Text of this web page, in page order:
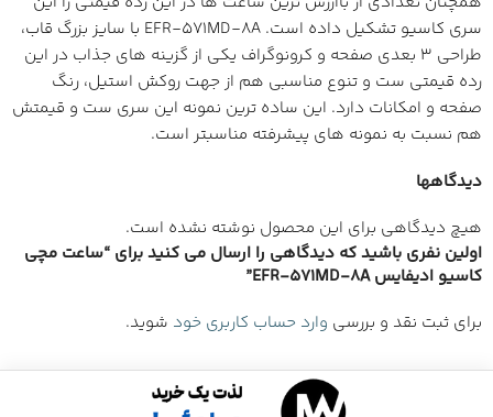
سری کاسیو تشکیل داده است. EFR-571MD-8A با سایز بزرگ قاب،
طراحی 3 بعدی صفحه و کرونوگراف یکی از گزینه های جذاب در این
رده قیمتی ست و تنوع مناسبی هم از جهت روکش استیل، رنگ
صفحه و امکانات دارد. این ساده ترین نمونه این سری ست و قیمتش
هم نسبت به نمونه های پیشرفته مناسبتر است.
دیدگاهها
هیچ دیدگاهی برای این محصول نوشته نشده است.
اولین نفری باشید که دیدگاهی را ارسال می کنید برای “ساعت مچی
کاسیو ادیفایس EFR-571MD-8A”
برای ثبت نقد و بررسی وارد حساب کاربری خود شوید.